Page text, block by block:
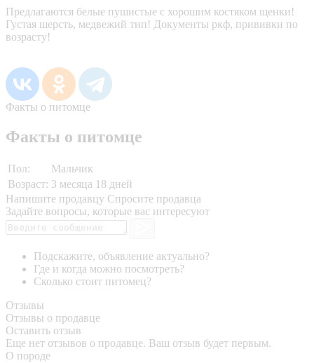
Предлагаются белые пушистые с хорошим костяком щенки!
Густая шерсть, медвежий тип! Документы ркф, прививки по
возрасту!
Факты о питомце
Факты о питомце
Пол:
Мальчик
Возраст: 3 месяца 18 дней
Напишите продавцу Спросите продавца
Задайте вопросы, которые вас интересуют
Подскажите, объявление актуально?
Где и когда можно посмотреть?
Сколько стоит питомец?
Отзывы
Отзывы о продавце
Оставить отзыв
Еще нет отзывов о продавце. Ваш отзыв будет первым.
О породе